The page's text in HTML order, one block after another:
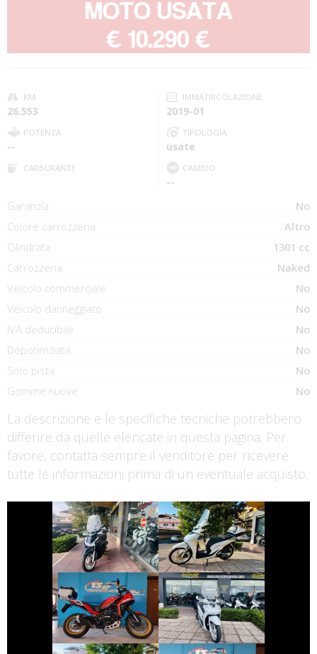
MOTO USATA
€ 10.290 €
KM
26.553
IMMATRICOLAZIONE
2019-01
POTENZA
--
TIPOLOGIA
usate
CARBURANTE CAMBIO
--
Garanzia
No
Colore carrozzeria
Altro
Cilindrata
1301 cc
Carrozzeria
Naked
Veicolo commerciale
No
Veicolo danneggiato
No
IVA deducibile
No
Depotenziata
No
Solo pista
No
Gomme nuove
No
La descrizione e le specifiche tecniche potrebbero
differire da quelle elencate in questa pagina. Per
favore, contatta sempre il venditore per ricevere
tutte le informazioni prima di un eventuale acquisto.
HONDA SH HONDA SH
MOTO-MORINI X-
CAPE
€ 5.490 €
HONDA SH
€ 2.890 €
€ 1.650 € € 7.990 €